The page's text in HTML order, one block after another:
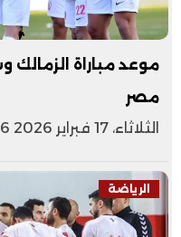
موعد مباراة
مصر
الثلاثاء، 17 فبراير 2026 10:16 ص
الرياضة